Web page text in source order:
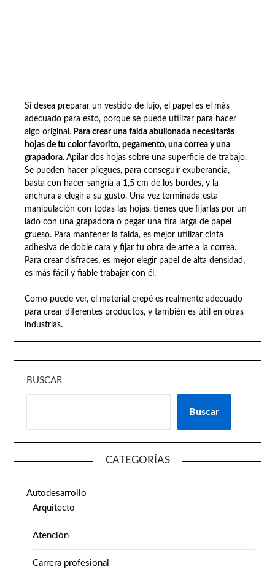
Si desea preparar un vestido de lujo, el papel es el más
adecuado para esto, porque se puede utilizar para hacer
algo original.Para crear una falda abullonada necesitarás
hojas de tu color favorito, pegamento, una correa y una
grapadora. Apilar dos hojas sobre una superficie de trabajo.
Se pueden hacer pliegues, para conseguir exuberancia,
basta con hacer sangría a 1,5 cm de los bordes, y la
anchura a elegir a su gusto. Una vez terminada esta
manipulación con todas las hojas, tienes que fijarlas por un
lado con una grapadora o pegar una tira larga de papel
grueso. Para mantener la falda, es mejor utilizar cinta
adhesiva de doble cara y fijar tu obra de arte a la correa.
Para crear disfraces, es mejor elegir papel de alta densidad,
es más fácil y fiable trabajar con él.
Como puede ver, el material crepé es realmente adecuado
para crear diferentes productos, y también es útil en otras
industrias.
BUSCAR
Buscar
CATEGORÍAS
Autodesarrollo
Arquitecto
Atención
Carrera profesional